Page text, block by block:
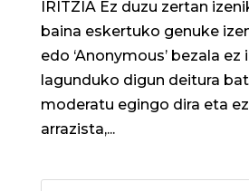
IRITZIA Ez duzu zertan
baina eskertuko genuke
edo ‘Anonymous’ bezala
lagunduko digun deitura
moderatu egingo dira eta
arrazista,...